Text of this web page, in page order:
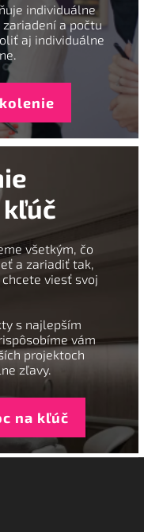
individuálne
a počtu
aj individuálne
všetkým, čo
a zariadiť tak,
viesť svoj
s najlepším
vám
projektoch
zľavy.
na kľúč